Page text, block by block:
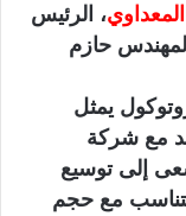
، الرئيس
حازم
يمثل
مع شركة
إلى توسيع
يتناسب مع حجم